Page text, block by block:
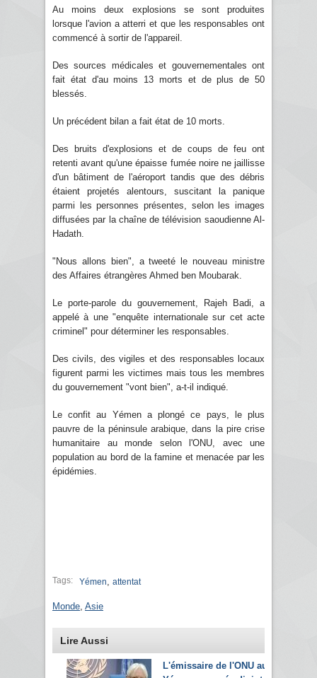
Au moins deux explosions se sont produites
lorsque l'avion a atterri et que les responsables ont
commencé à sortir de l'appareil.
Des sources médicales et gouvernementales ont
fait état d'au moins 13 morts et de plus de 50
blessés.
Un précédent bilan a fait état de 10 morts.
Des bruits d'explosions et de coups de feu ont
retenti avant qu'une épaisse fumée noire ne jaillisse
d'un bâtiment de l'aéroport tandis que des débris
étaient projetés alentours, suscitant la panique
parmi les personnes présentes, selon les images
diffusées par la chaîne de télévision saoudienne Al-
Hadath.
"Nous allons bien", a tweeté le nouveau ministre
des Affaires étrangères Ahmed ben Moubarak.
Le porte-parole du gouvernement, Rajeh Badi, a
appelé à une "enquête internationale sur cet acte
criminel" pour déterminer les responsables.
Des civils, des vigiles et des responsables locaux
figurent parmi les victimes mais tous les membres
du gouvernement "vont bien", a-t-il indiqué.
Le confit au Yémen a plongé ce pays, le plus
pauvre de la péninsule arabique, dans la pire crise
humanitaire au monde selon l'ONU, avec une
population au bord de la famine et menacée par les
épidémies.
Tags: Yémen attentat
Monde Asie
Lire Aussi
L'émissaire de l'ONU au